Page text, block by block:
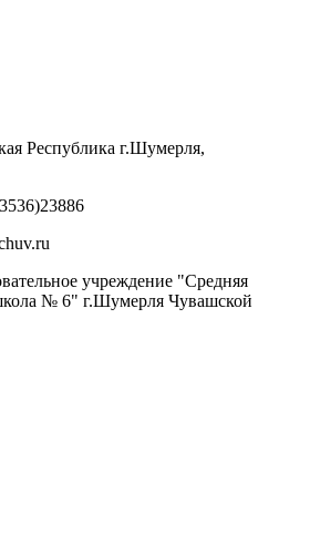
Республика г.Шумерля,
учреждение "Средняя
№ 6" г.Шумерля Чувашской